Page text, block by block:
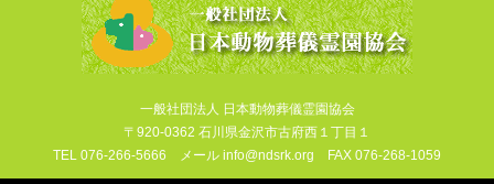
一般社団法人 日本動物葬儀霊園協会
〒920-0362 石川県金沢市古府西１丁目１
TEL 076-266-5666 メール info@ndsrk.org FAX 076-268-1059